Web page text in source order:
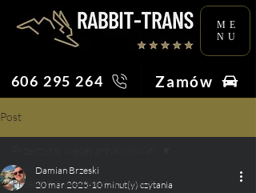
ME
NU
606 295 264 Zamów
Post
Przeczytaj więcej artykułów ✍︎
Damian Brzeski
20 mar 2025 10 minut(y) czytania